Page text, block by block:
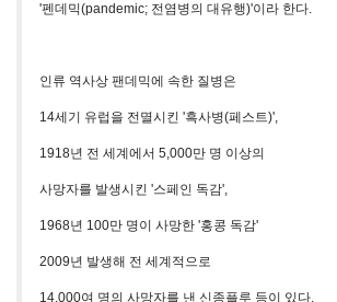
'펜데믹(pandemic; 전염병의 대유행)'이라 한다.
인류 역사상 팬데믹에 속한 질병은
14세기 유럽을 전멸시킨 '흑사병(페스트)',
1918년 전 세계에서 5,000만 명 이상의
사망자를 발생시킨 '스페인 독감',
1968년 100만 명이 사망한 '홍콩 독감'
2009년 발생해 전 세계적으로
14,000여 명의 사망자를 낸 신종플루 등이 있다.